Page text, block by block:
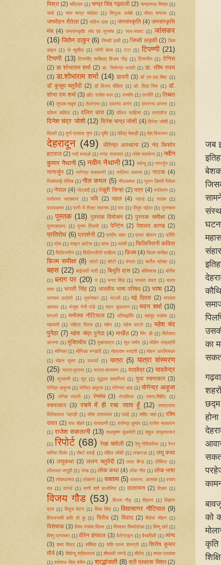
जब
बेशक
का
को
कृति
मिश्रा (2) चंद्रिका (1) चन्द्र सिंह गढ़वाली (2) चन्द्रनाथ मिश्रा (1)
चर्चा (1) चारु चन्द्र चंदोला (1) चिनुआ अचेबे (1) चौथा सप्तक (1)
जगमोहन रौतेला (2) जतिन दास (1) जनसंस्कृति (4) जनसंस्कृति
मंच (4) जनसंस्कृति मंच एवं युगमंच (1) जल-संकट (1) जांसकर
(16) जितेन ठाकुर (6) जिप्सी ड़की (1) जिप्सी लड़की (2) जिम
डाइन (1) जे सुशील (1) जॉनी बेल्च (1) टंटा (1) टिपण्णी (21)
टिप्पणी (13) टिप्‍पणीए समीक्षाए विजय गौड़ (1) टिप्‍पणीण (1) टेनिस
(2) डा शोभाराम शर्मा (2) डा. जितेन्द्र भारती (1) डा. रश्मि रावत
(3) डा.शोभाराम शर्मा (14) डायरी (3) डॉ एन.एस.बिष्ट (1)
डॉ कुसुम चतुर्वेदी (2) डॉ विजय दीक्षित (1) डॉ. विद्या सिंह (1) डॉ.
शोभा राम शर्मा (3) डॉ0 राजेश पाल (1) तस्वीर (1) तस्वीरें (1) तिब्बत
(4) तुपाक शकूर (1) तेलंगाना (1) दयानंद अनंत (1) दयानन्द अनन्त (1)
दलित कविता (1) दलित धारा (3) दलित साहित्य (1) दस्तावेज (1)
दिनेश चंद्र जोशी (12) दिनेश चन्द्र जोशी (4) दिनेश जोशी (1)
दिल्ली (1) दुर्गा प्रसाद गुप्त (1) दृष्टि (1) देवेंद्र मेवाड़ी (1) देश विभाजन (1)
देहरादून (49) धीरेन्द्र अस्थाना (2) नंद किशोर
हटवाल (2) नदी बचाओ (1) नन्दा राजजात (1) नरेश सक्सेना (1) नवीन
कुमार नैथानी (5) नवीन नैथानी (31) नवेन्दु (1) नागर्जुन (1)
नागार्जुन (2) नागेन्द्र सकलानी (1) नाज़िया फातमा (1) नाटक (4)
निकोलाई रोरिख (1) नील कमल (5) नीलकमल (1) नूतन डिमरी गैरोला
(1) नेपाल (4) नोटबंदी (1) पंखुरी सिन्हा (2) पत्र (4) पर्यावरण (1)
पर्यावरण व्याख्यान
(1) पवि (2) पहल (4) पहाड़ (1) पाठक (1)
पाठयक्रम (1) पानी में तैरता शलगम (1) पार (1) पीयूष दईया (1) पुरस्कार
(1) पुस्तक (18) पुस्तक विमोचन (2) पुस्तक समीक्षा (3)
पुस्‍तकालय (1) पूनम तिवारी (1) पेन्टिंग (2) पेशावर काण्ड (2)
प्रतिरोध (6) प्रदर्शनी (2) प्रदीप कांत (1) प्रभा खेतान (1) प्रीति
(1) प्रेम (1) फाइन आर्टस (1) फांस (1) फांसी (1) फिलिस्तिनी कविता
(2) फिलिस्तीन (1) फिलिस्तीनी साहित्य (1) फ़िल्म (4) फिल्म समीक्षा (1)
फ़िल्म समीक्षा (8) फोटो (1) फ़ोटो (1) बंगला (1) बर्तोल ब्रेख्त (1)
बहस (22) बाईसवीं सदी (1) बिभूति दास (2) बोधिसत्व (1) बोर्गेस
(1) ब्लाग पर (20) भ (1) भगत सिंह (1) भगवत रावत (1) भारत
माता (1) भारती सिंह (2) भारतीय भाषा परिषद (2) भाषा (12)
भास्‍कर उप्रेती (1) भुवनेश्‍वर (1) भेटकी (1) मई दिवस (2) मंगलेश
डबराल (1) मंजूषा नेगी पांडे (1) मदन डुकलान (1) मदन शर्मा (10)
मनाली (1) मनोरमा नौटियाल (2) मरिचझाँपि (1) महमूद दरवेश (1)
महामारी (1) महिला दिवस (1) महेन (1) महेश कटारे (1) महेश चंद
पुनेठा (7) महेश चंद्र पुनेठा (4) मार्खेज़ (2) मिंग डी (1) मितेश्वर
आनन्द (1) मुक्तिबोध (2) मुखजात्रा (1) मूल जर्मन (1) मॉर्डन लाइब्रेरी
(1) मोनिका (1) मोनिका भण्डारी (1) मोलाराम भरदारी (1) मोहन थपलियाल
(1) मोहन मुक्त (1) यथार्थ (1) यात्रा (5) यात्रा संस्मरण
(25) यात्रा-वृतान्त (1) यात्रा-संस्मरण (1) यादवेंद्र (2) यादवेन्द्र
(9) युगवाणी (1) युद् (1) युद्धरत कहानियां (1) युवा रचनाकार (3)
योगेंद्र आहुजा (1) योगेंद्र आहूजा (1) योगेन्द्र आह (1) योगेन्द्र आहूजा
(5)
योगेश ध्यानी (1) रंगमंच (3) रंगरसिया (1) रचना-शिविर (1)
रचनाकार (3) रचने में ही रचा जाता हूँ (12)
रमाप्रसाद
घिल्डियाल 'पहाड़ी' (1) रमेश उपाध्याय (1) रवांई (1) रशीद जहां (1) रश्मि
रावत (2) राज बोहरे (1) राजधानी (1) राजेन्द्र कुमार (1) राजेश सकलान
(1) राजेश सकलानी (13) राधाकृष्ण कुकरेती (1) राहुल सांकृत्यायन
(1) रिपोर्ट (68) रेखा चमोली (2) रेणु गौरीसरिया (1) रेनर
मारिया रिल्के (1) रॉबर्ट ब्लाई (1) रोहित जोशी (1) लखनऊ (1) लघु कथा
(4) लघुकथा (3) ललन चतुर्वेदी (2) लाल बैण्ड (1) लीबिया (1)
लीलाधर जगूड़ी (1) लेख (1) लोक कथा (4) लोक गीत (1) लोक भाषा
(2) लोकउत्‍सव (1) लोकरंग (1) वक्तव्य (5) वक्तव्य. आत्मक (1) वरवर
राव (1) वागर्थ (1) वाणी श्री बाजोरिया (1) वाताायन (2) विचार (1)
विजय गौड (53) विजय गौड़ (1) विज्ञान (1) विज्ञान
व्रत (1) विदुज बेटन (1) विद्या सिंह (1) विद्यासागर नौटियाल (9)
वियतनामी कवि वो कू (1) विरोध (2) विवाद (2) विवेक मोहन (1)
विशेषांक (3) विश्व रंगमंच दिवस (1) विश्वावा शिम्बोर्सका (1) विष्णु खरे (1)
विष्णु प्रभाकर (1) वीरेन डंगवाल (3) वेलेन्टाइन (1) वैचारिकी (1) व्यंग्य
(3) शब्द चित्र (1) शर्मिष्ठा (1) शशि प्रभा शास्त्री (1) शिरीष कुमार
मौर्य (4) शिवेन्दु श्रीवास्तव (1) शैफाली पाण्‍डे (1) शैलेय (1) श्याम प्रकाश
(1) श्योराज सिंह बेचैन (1) श्रद्धांजली (8) श्री प्रकाश मिश्र (2)